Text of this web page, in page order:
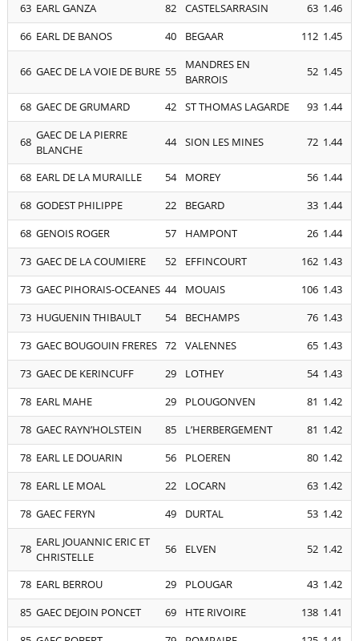
63 EARL GANZA 82 CASTELSARRASIN 63 1.46
66 EARL DE BANOS 40 BEGAAR 112 1.45
66 GAEC DE LA VOIE DE BURE 55
MANDRES EN
BARROIS
52 1.45
68 GAEC DE GRUMARD 42 ST THOMAS LAGARDE 93 1.44
68 GAEC DE LA PIERRE
BLANCHE
44 SION LES MINES 72 1.44
68 EARL DE LA MURAILLE 54 MOREY 56 1.44
68 GODEST PHILIPPE 22 BEGARD 33 1.44
68 GENOIS ROGER 57 HAMPONT 26 1.44
73 GAEC DE LA COUMIERE 52 EFFINCOURT 162 1.43
73 GAEC PIHORAIS-OCEANES 44 MOUAIS 106 1.43
73 HUGUENIN THIBAULT 54 BECHAMPS 76 1.43
73 GAEC BOUGOUIN FRERES 72 VALENNES 65 1.43
73 GAEC DE KERINCUFF 29 LOTHEY 54 1.43
78 EARL MAHE 29 PLOUGONVEN 81 1.42
78 GAEC RAYN’HOLSTEIN 85 L’HERBERGEMENT 81 1.42
78 EARL LE DOUARIN 56 PLOEREN 80 1.42
78 EARL LE MOAL 22 LOCARN 63 1.42
78 GAEC FERYN 49 DURTAL 53 1.42
78 EARL JOUANNIC ERIC ET
CHRISTELLE
56 ELVEN 52 1.42
78 EARL BERROU 29 PLOUGAR 43 1.42
85 GAEC DEJOIN PONCET 69 HTE RIVOIRE 138 1.41